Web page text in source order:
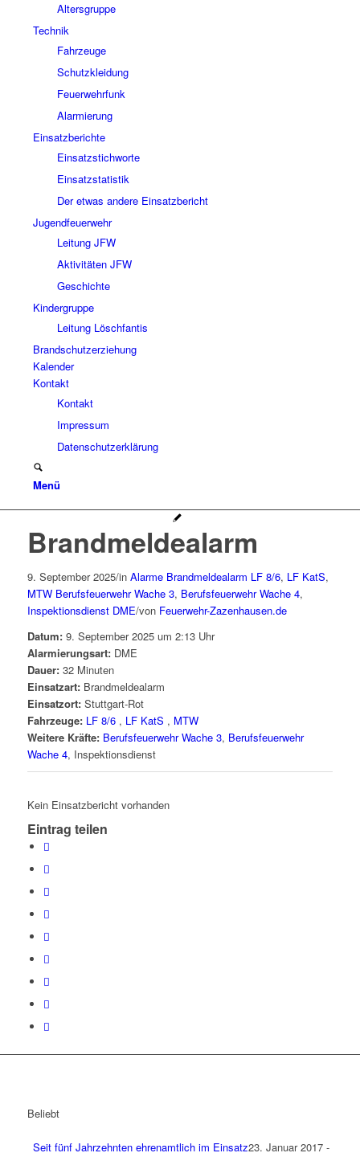
Altersgruppe
Technik
Fahrzeuge
Schutzkleidung
Feuerwehrfunk
Alarmierung
Einsatzberichte
Einsatzstichworte
Einsatzstatistik
Der etwas andere Einsatzbericht
Jugendfeuerwehr
Leitung JFW
Aktivitäten JFW
Geschichte
Kindergruppe
Leitung Löschfantis
Brandschutzerziehung
Kalender
Kontakt
Kontakt
Impressum
Datenschutzerklärung
Menü
Brandmeldealarm
9. September 2025/in Alarme Brandmeldealarm LF 8/6, LF KatS,
MTW Berufsfeuerwehr Wache 3, Berufsfeuerwehr Wache 4,
Inspektionsdienst DME/von Feuerwehr-Zazenhausen.de
Datum:9. September 2025 um 2:13 Uhr
Alarmierungsart:DME
Dauer:32 Minuten
Einsatzart:Brandmeldealarm
Einsatzort:Stuttgart-Rot
Fahrzeuge: LF 8/6 , LF KatS , MTW
Weitere Kräfte: Berufsfeuerwehr Wache 3, Berufsfeuerwehr
Wache 4, Inspektionsdienst
Kein Einsatzbericht vorhanden
Eintrag teilen
Beliebt
Seit fünf Jahrzehnten ehrenamtlich im Einsatz23. Januar 2017 -